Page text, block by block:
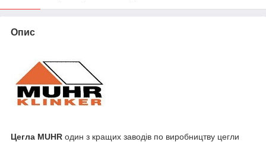
Опис
Цегла MUHR один з кращих заводів по виробництву цегли